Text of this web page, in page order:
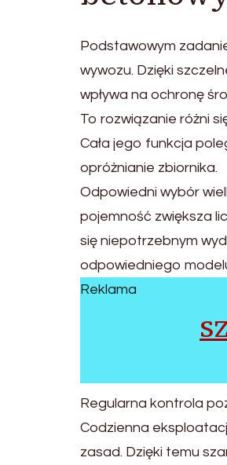
Podstawowym
wywozu. Dzięki
wpływa na ochronę
To rozwiązanie różni
Cała jego funkcja
opróżnianie zbiornika.
Odpowiedni wybór
pojemność zwiększa
się niepotrzebnym
odpowiedniego
Reklama
Regularna kontrola
Codzienna
zasad. Dzięki temu